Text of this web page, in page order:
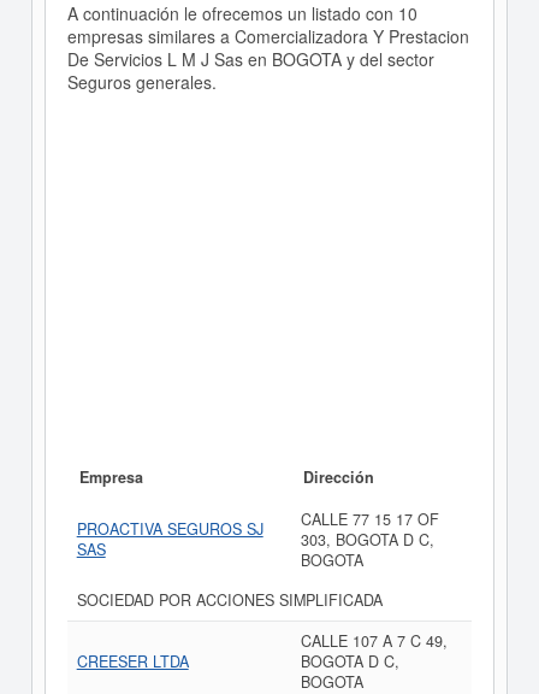
A continuación le ofrecemos un listado con 10
empresas similares a Comercializadora Y Prestacion
De Servicios L M J Sas en BOGOTA y del sector
Seguros generales.
Empresa Dirección
PROACTIVA SEGUROS SJ
SAS
CALLE 77 15 17 OF
303, BOGOTA D C,
BOGOTA
SOCIEDAD POR ACCIONES SIMPLIFICADA
CREESER LTDA
CALLE 107 A 7 C 49,
BOGOTA D C,
BOGOTA